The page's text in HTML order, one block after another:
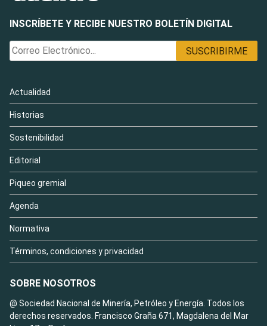
INSCRÍBETE Y RECIBE NUESTRO BOLETÍN DIGITAL
Actualidad
Historias
Sostenibilidad
Editorial
Piqueo gremial
Agenda
Normativa
Términos, condiciones y privacidad
SOBRE NOSOTROS
@ Sociedad Nacional de Minería, Petróleo y Energía. Todos los
derechos reservados. Francisco Graña 671, Magdalena del Mar